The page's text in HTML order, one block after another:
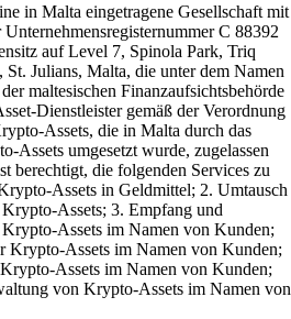
in Malta eingetragene Gesellschaft mit
C 88392
auf Level 7, Spinola Park, Triq
Julians, Malta, die unter dem Namen
maltesischen Finanzaufsichtsbehörde
Dienstleister gemäß der Verordnung
Assets, die in Malta durch das
Assets umgesetzt wurde, zugelassen
die folgenden Services zu
Assets in Geldmittel; 2. Umtausch
Assets; 3. Empfang und
Assets im Namen von Kunden;
Krypto-Assets im Namen von Kunden;
Assets im Namen von Kunden;
von Krypto-Assets im Namen von